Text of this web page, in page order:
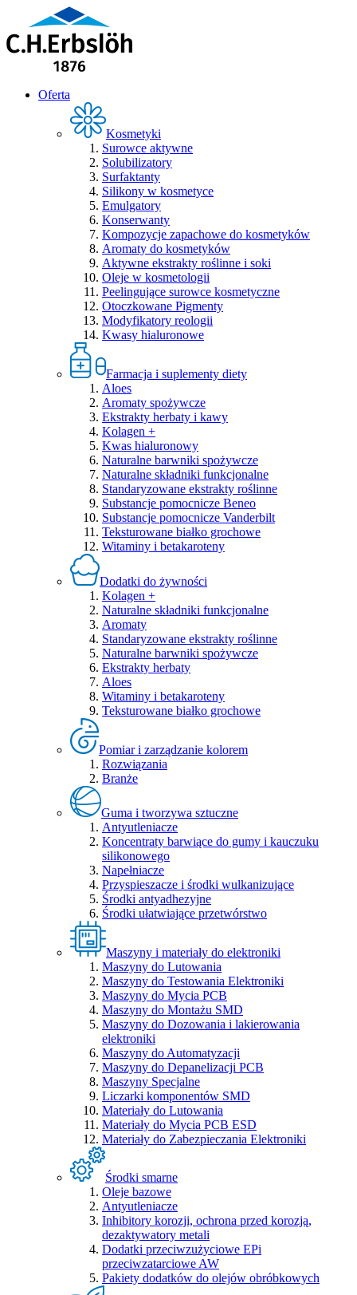
Oferta
Kosmetyki
Surowce aktywne
Solubilizatory
Surfaktanty
Silikony w kosmetyce
Emulgatory
Konserwanty
Kompozycje zapachowe do kosmetyków
Aromaty do kosmetyków
Aktywne ekstrakty roślinne i soki
Oleje w kosmetologii
Peelingujące surowce kosmetyczne
Otoczkowane Pigmenty
Modyfikatory reologii
Kwasy hialuronowe
Farmacja i suplementy diety
Aloes
Aromaty spożywcze
Ekstrakty herbaty i kawy
Kolagen +
Kwas hialuronowy
Naturalne barwniki spożywcze
Naturalne składniki funkcjonalne
Standaryzowane ekstrakty roślinne
Substancje pomocnicze Beneo
Substancje pomocnicze Vanderbilt
Teksturowane białko grochowe
Witaminy i betakaroteny
Dodatki do żywności
Kolagen +
Naturalne składniki funkcjonalne
Aromaty
Standaryzowane ekstrakty roślinne
Naturalne barwniki spożywcze
Ekstrakty herbaty
Aloes
Witaminy i betakaroteny
Teksturowane białko grochowe
Pomiar i zarządzanie kolorem
Rozwiązania
Branże
Guma i tworzywa sztuczne
Antyutleniacze
Koncentraty barwiące do gumy i kauczuku
silikonowego
Napełniacze
Przyspieszacze i środki wulkanizujące
Środki antyadhezyjne
Środki ułatwiające przetwórstwo
Maszyny i materiały do elektroniki
Maszyny do Lutowania
Maszyny do Testowania Elektroniki
Maszyny do Mycia PCB
Maszyny do Montażu SMD
Maszyny do Dozowania i lakierowania
elektroniki
Maszyny do Automatyzacji
Maszyny do Depanelizacji PCB
Maszyny Specjalne
Liczarki komponentów SMD
Materiały do Lutowania
Materiały do Mycia PCB ESD
Materiały do Zabezpieczania Elektroniki
Środki smarne
Oleje bazowe
Antyutleniacze
Inhibitory korozji, ochrona przed korozją,
dezaktywatory metali
Dodatki przeciwzużyciowe EPi
przeciwzatarciowe AW
Pakiety dodatków do olejów obróbkowych